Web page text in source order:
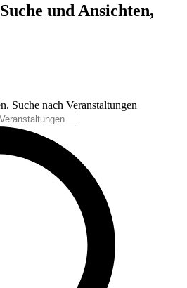
und Ansichten,
Suche nach Veranstaltungen